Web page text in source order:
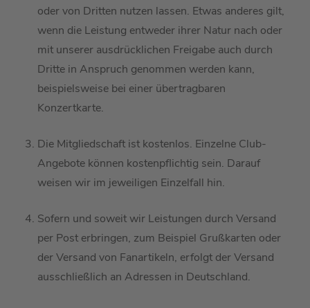
oder von Dritten nutzen lassen. Etwas anderes gilt,
wenn die Leistung entweder ihrer Natur nach oder
mit unserer ausdrücklichen Freigabe auch durch
Dritte in Anspruch genommen werden kann,
beispielsweise bei einer übertragbaren
Konzertkarte.
Die Mitgliedschaft ist kostenlos. Einzelne Club-
Angebote können kostenpflichtig sein. Darauf
weisen wir im jeweiligen Einzelfall hin.
Sofern und soweit wir Leistungen durch Versand
per Post erbringen, zum Beispiel Grußkarten oder
der Versand von Fanartikeln, erfolgt der Versand
ausschließlich an Adressen in Deutschland.